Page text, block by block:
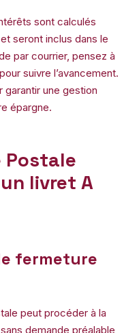
sont calculés
seront inclus dans le
par courrier, pensez à
suivre l’avancement.
une gestion
épargne.
Postale
livret A
fermeture
peut procéder à la
demande préalable